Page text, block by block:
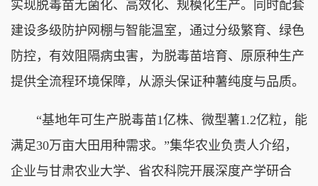
实现脱毒苗无菌化、高效化、规模化生产。同时配套
建设多级防护网棚与智能温室，通过分级繁育、绿色
防控，有效阻隔病虫害，为脱毒苗培育、原原种生产
提供全流程环境保障，从源头保证种薯纯度与品质。
“基地年可生产脱毒苗1亿株、微型薯1.2亿粒，能
满足30万亩大田用种需求。”集华农业负责人介绍，
企业与甘肃农业大学、省农科院开展深度产学研合